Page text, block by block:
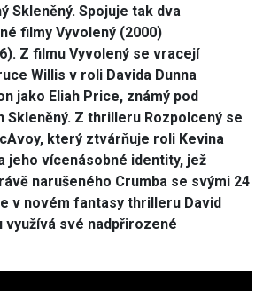
Skleněný. Spojuje tak dva
filmy Vyvolený (2000)
Z filmu Vyvolený se vracejí
Willis v roli Davida Dunna
jako Eliah Price, známý pod
Skleněný. Z thrilleru Rozpolcený se
který ztvárňuje roli Kevina
jeho vícenásobné identity, jež
narušeného Crumba se svými 24
v novém fantasy thrilleru David
využívá své nadpřirozené